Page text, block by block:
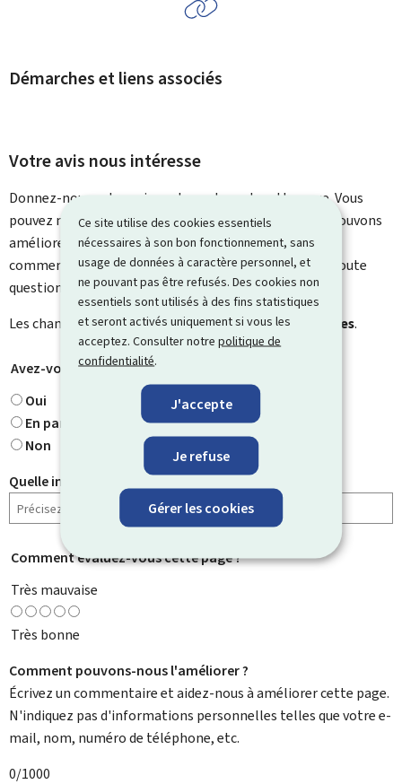
Ce site utilise des cookies essentiels
nécessaires à son bon fonctionnement, sans
usage de données à caractère personnel, et
ne pouvant pas être refusés. Des cookies non
essentiels sont utilisés à des fins statistiques
et seront activés uniquement si vous les
acceptez. Consulter notrepolitique de
confidentialité.
J'accepte
Je refuse
Gérer les cookies
Démarches et liens associés
Votre avis nous intéresse
Donnez-nous votre avis sur le contenu de cette page. Vous
pouvez nous laisser un commentaire sur ce que nous pouvons
améliorer. Vous ne recevrez pas de réponse à votre
commentaire. Utilisez le formulaire de contact pour toute
question particulière.
Les champs marqués d’une étoile ( * ) sontobligatoires.
Avez-vous trouvé ce que vous cherchiez ?
Oui
En partie
Non
Quelle information cherchiez-vous ?
Comment évaluez-vous cette page ? *
Très mauvaise
Très bonne
Comment pouvons-nous l'améliorer ?
Écrivez un commentaire et aidez-nous à améliorer cette page.
N'indiquez pas d'informations personnelles telles que votre e-
mail, nom, numéro de téléphone, etc.
0/1000